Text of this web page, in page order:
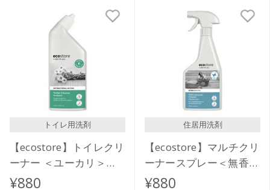
トイレ用洗剤
【ecostore】トイレクリ
ーナー ＜ユーカリ＞
500mL
¥880
住居用洗剤
【ecostore】マルチクリ
ーナースプレー＜無香料
＞500mL
¥880